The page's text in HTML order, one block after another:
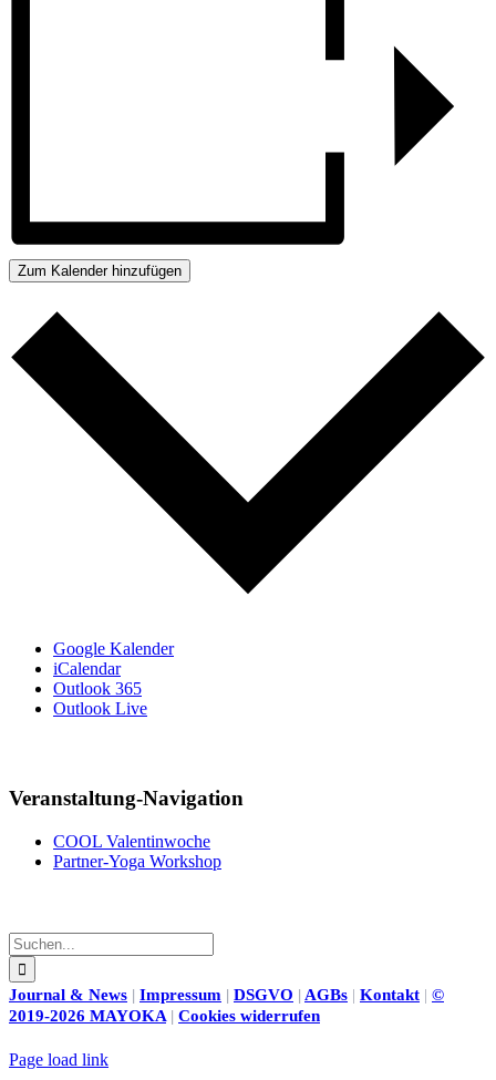
Zum Kalender hinzufügen
Google Kalender
iCalendar
Outlook 365
Outlook Live
Facebook
X
LinkedIn
WhatsApp
Pinterest
Veranstaltung-Navigation
COOL Valentinwoche
Partner-Yoga Workshop
Suche
nach:
Journal & News | Impressum | DSGVO | AGBs | Kontakt | ©
2019-2026 MAYOKA | Cookies widerrufen
Page load link